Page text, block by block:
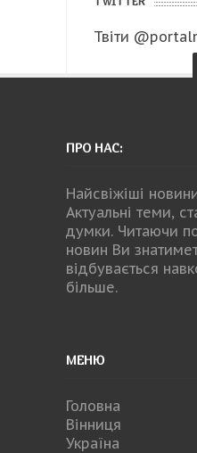
Твіти
ПРО НАС:
Найсвіжіші
Актуальні теми,
думки. Читаючи
новин Ви
відбувається
більше.
МЕНЮ
Головна
Вінниця
Україна